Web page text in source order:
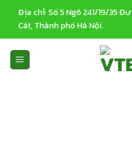
nội
dung
Địa chỉ: Số 5 Ngõ 241/19/35
Cát, Thành phố Hà Nội.